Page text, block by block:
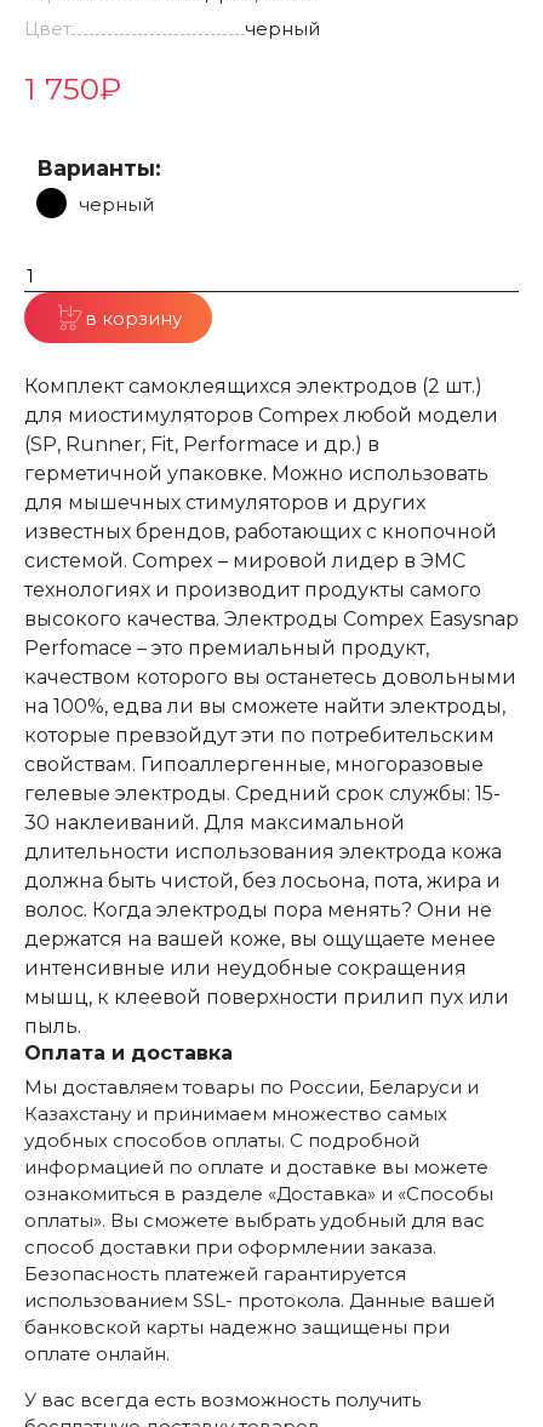
Цвет
черный
1 750₽
Варианты:
черный
в корзину
Комплект самоклеящихся электродов (2 шт.)
для миостимуляторов Сompex любой модели
(SP, Runner, Fit, Performace и др.) в
герметичной упаковке. Можно использовать
для мышечных стимуляторов и других
известных брендов, работающих с кнопочной
системой. Compex – мировой лидер в ЭМС
технологиях и производит продукты самого
высокого качества. Электроды Compex Easysnap
Perfomace – это премиальный продукт,
качеством которого вы останетесь довольными
на 100%, едва ли вы сможете найти электроды,
которые превзойдут эти по потребительским
свойствам. Гипоаллергенные, многоразовые
гелевые электроды. Средний срок службы: 15-
30 наклеиваний. Для максимальной
длительности использования электрода кожа
должна быть чистой, без лосьона, пота, жира и
волос. Когда электроды пора менять? Они не
держатся на вашей коже, вы ощущаете менее
интенсивные или неудобные сокращения
мышц, к клеевой поверхности прилип пух или
пыль.
Оплата и доставка
Мы доставляем товары по России, Беларуси и
Казахстану и принимаем множество самых
удобных способов оплаты. С подробной
информацией по оплате и доставке вы можете
ознакомиться в разделе «Доставка» и «Способы
оплаты». Вы сможете выбрать удобный для вас
способ доставки при оформлении заказа.
Безопасность платежей гарантируется
использованием SSL- протокола. Данные вашей
банковской карты надежно защищены при
оплате онлайн.
У вас всегда есть возможность получить